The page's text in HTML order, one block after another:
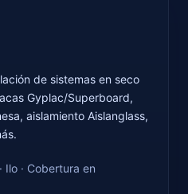
de sistemas en seco
Gyplac/Superboard,
aislamiento Aislanglass,
Ilo · Cobertura en